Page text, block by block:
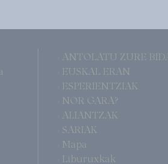
· ANTOLATU ZURE
· EUSKAL ERAN
· ESPERIENTZIAK
· NOR GARA?
· ALIANTZAK
· SARIAK
· Mapa
· Liburuxkak